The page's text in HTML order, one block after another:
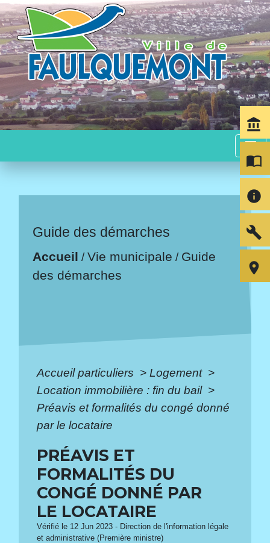
menu
Guide des démarches
Accueil /Vie municipale / Guide
des démarches
Accueil particuliers > Logement >
Location immobilière : fin du bail >
Préavis et formalités du congé donné
par le locataire
PRÉAVIS ET
FORMALITÉS DU
CONGÉ DONNÉ PAR
LE LOCATAIRE
Vérifié le 12 Jun 2023 - Direction de l'information légale
et administrative (Première ministre)
account_balance
import_contacts
info
build
room